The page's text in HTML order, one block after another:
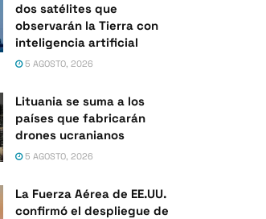
dos satélites que
observarán la Tierra con
inteligencia artificial
5 AGOSTO, 2026
Lituania se suma a los
países que fabricarán
drones ucranianos
5 AGOSTO, 2026
La Fuerza Aérea de EE.UU.
confirmó el despliegue de